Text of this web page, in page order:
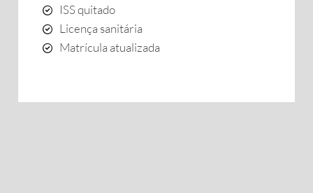
ISS quitado
Licença sanitária
Matrícula atualizada